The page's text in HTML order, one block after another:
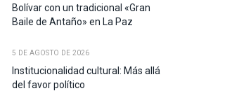
Bolívar con un tradicional «Gran
Baile de Antaño» en La Paz
5 DE AGOSTO DE 2026
Institucionalidad cultural: Más allá
del favor político